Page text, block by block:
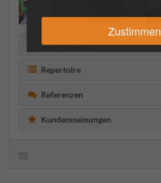
Zustimmen
Beschreibung
Repertoire
Referenzen
Kundenmeinungen